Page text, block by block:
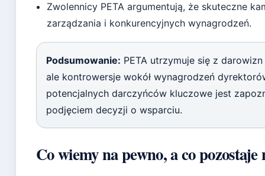
Zwolennicy PETA argumentują, że skuteczne
zarządzania i konkurencyjnych wynagrodzeń.
Podsumowanie: PETA utrzymuje się z
ale kontrowersje wokół wynagrodzeń
potencjalnych darczyńców kluczowe jest
podjęciem decyzji o wsparciu.
Co wiemy na pewno, a co pozostaje